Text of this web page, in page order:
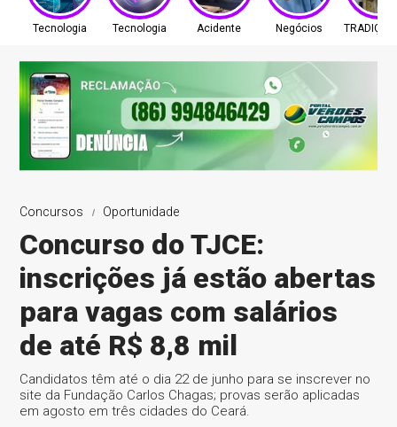
Tecnologia Tecnologia Acidente Negócios TRADIÇÃO
Concursos Oportunidade
Concurso do TJCE:
inscrições já estão abertas
para vagas com salários
de até R$ 8,8 mil
Candidatos têm até o dia 22 de junho para se inscrever no
site da Fundação Carlos Chagas; provas serão aplicadas
em agosto em três cidades do Ceará.